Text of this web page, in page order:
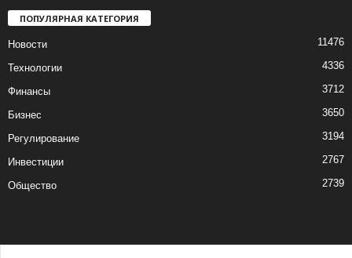
ПОПУЛЯРНАЯ КАТЕГОРИЯ
Новости 11476
Технологии 4336
Финансы 3712
Бизнес 3650
Регулирование 3194
Инвестиции 2767
Общество 2739